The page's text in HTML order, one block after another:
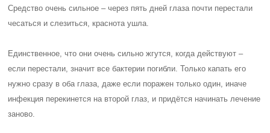
Средство очень сильное – через пять дней глаза почти перестали
чесаться и слезиться, краснота ушла.
Единственное, что они очень сильно жгутся, когда действуют –
если перестали, значит все бактерии погибли. Только капать его
нужно сразу в оба глаза, даже если поражен только один, иначе
инфекция перекинется на второй глаз, и придётся начинать лечение
заново.